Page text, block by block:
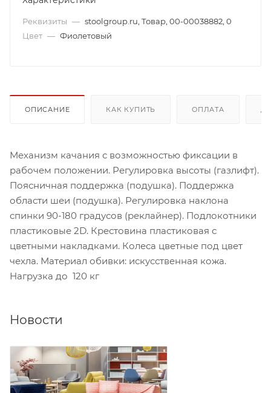
Реквизиты — stoolgroup.ru, Товар, 00-00038882, 0
Цвет — Фиолетовый
ОПИСАНИЕ КАК КУПИТЬ ОПЛАТА
Механизм качания с возможностью фиксации в
рабочем положении. Регулировка высоты (газлифт).
Поясничная поддержка (подушка). Поддержка
области шеи (подушка). Регулировка наклона
спинки 90-180 градусов (реклайнер). Подлокотники
пластиковые 2D. Крестовина пластиковая с
цветными накладками. Колеса цветные под цвет
чехла. Материал обивки: искусственная кожа.
Нагрузка до 120 кг
Новости